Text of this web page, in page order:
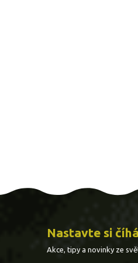
Nastavte si
Akce, tipy a novinky ze